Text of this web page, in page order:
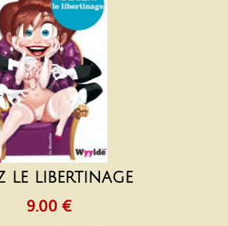
le libertinage
9.00 €